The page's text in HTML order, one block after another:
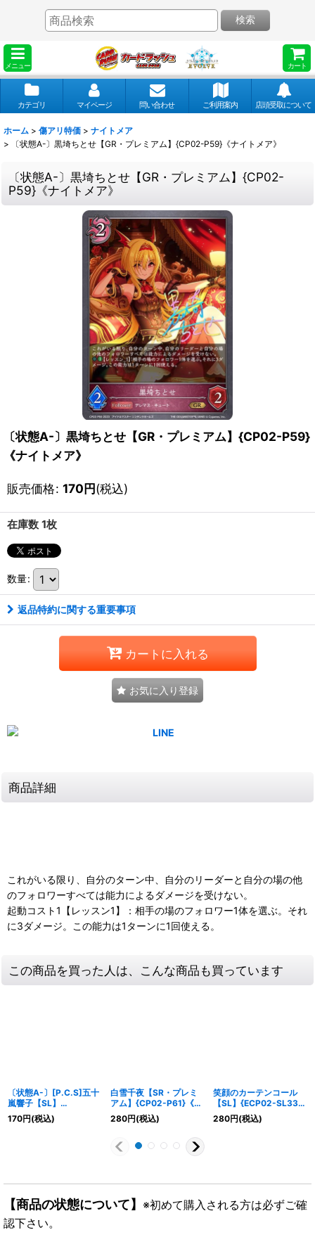
メニュー カート
検索
カテゴリ マイページ 問い合わせ ご利用案内 店頭受取について
ホーム > 傷アリ特価 > ナイトメア
>
〔状態A-〕黒埼ちとせ【GR・プレミアム】{CP02-P59}《ナイトメア》
〔状態A-〕黒埼ちとせ【GR・プレミアム】{CP02-
P59}《ナイトメア》
〔状態A-〕黒埼ちとせ【GR・プレミアム】{CP02-P59}
《ナイトメア》
販売価格: 170円(税込)
在庫数 1枚
数量:
返品特約に関する重要事項
カートに入れる
お気に入り登録
商品詳細
これがいる限り、自分のターン中、自分のリーダーと自分の場の他
のフォロワーすべては能力によるダメージを受けない。
起動コスト1【レッスン1】：相手の場のフォロワー1体を選ぶ。それ
に3ダメージ。この能力は1ターンに1回使える。
この商品を買った人は、こんな商品も買っています
〔状態A-〕[P.C.S]五十
嵐響子【SL】
{CSD02a-SL02}《ロイ
ヤル》
170円(税込)
白雪千夜【SR・プレミ
アム】{CP02-P61}《ナ
イトメア》
280円(税込)
笑顔のカーテンコール
【SL】{ECP02-SL33}
《ニュートラル》
280円(税込)
【商品の状態について】 ※初めて購入される方は必ずご確
認下さい。